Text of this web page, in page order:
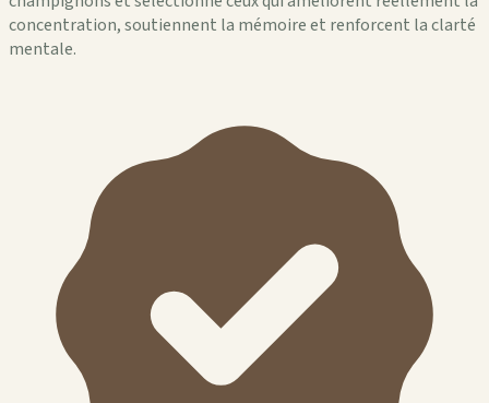
concentration, soutiennent la mémoire et renforcent la clarté
mentale.